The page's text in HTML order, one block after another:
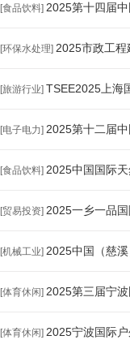
[食品饮料] 2025第十四届
[环保水处理] 2025市政工程
[旅游行业] TSEE2025上海
[电子电力] 2025第十二届
[食品饮料] 2025中国国际
[贸易投资] 2025一乡一品
[机械工业] 2025中国（慈
[体育休闲] 2025第三届宁
[体育休闲] 2025宁波国际